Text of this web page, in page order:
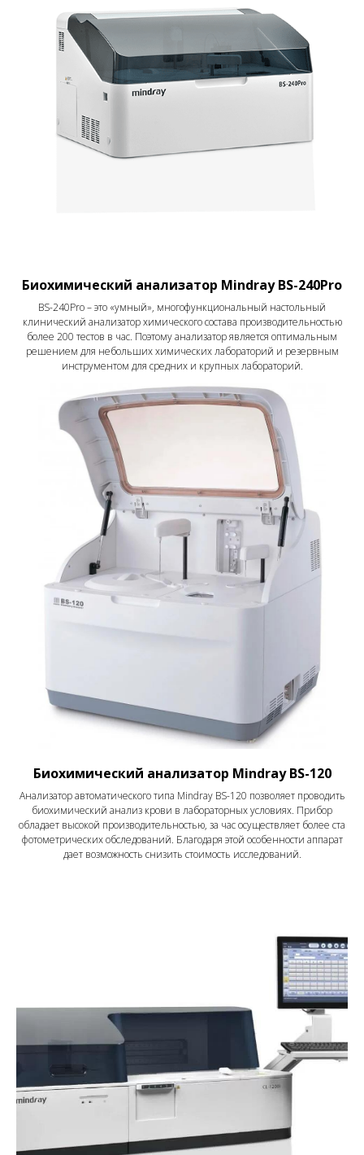
Биохимический анализатор Mindray BS-240Pro
BS-240Pro – это «умный», многофункциональный настольный
клинический анализатор химического состава производительностью
более 200 тестов в час. Поэтому анализатор является оптимальным
решением для небольших химических лабораторий и резервным
инструментом для средних и крупных лабораторий.
Биохимический анализатор Mindray BS-120
Анализатор автоматического типа Мindrау BS-120 позволяет проводить
биохимический анализ крови в лабораторных условиях. Прибор
обладает высокой производительностью, за час осуществляет более ста
фотометрических обследований. Благодаря этой особенности аппарат
дает возможность снизить стоимость исследований.